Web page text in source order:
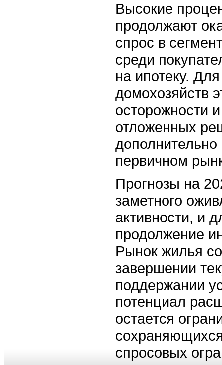
Высокие
продолжают
спрос в
среди
на ипотеку.
домохозяйств
осторожности
отложенных
первичном
Прогнозы на
заметного
активности, и
продолжение
Рынок жилья
завершении
поддержании
потенциал
остается
спросовых